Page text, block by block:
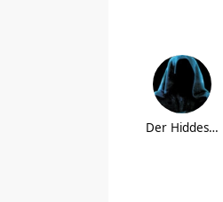
Der Hiddestorfer